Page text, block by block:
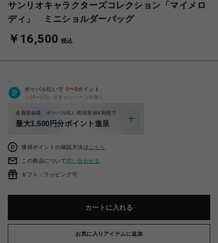
サンリオキャラクターズコレクション「マイメロ
ディ」 ミニショルダーバッグ
￥16,500 税込
ポケパル払いで 0〜0ポイント
（1P=1円）※キャンペーン分除く
会員登録後、ポケパル払い初回登録&利用で
最大1,500円分ポイント進呈
獲得ポイントの確認方法は こちら
この商品について問い合わせる
ギフト：ラッピング可
カートに入れる
お気に入りアイテムに追加